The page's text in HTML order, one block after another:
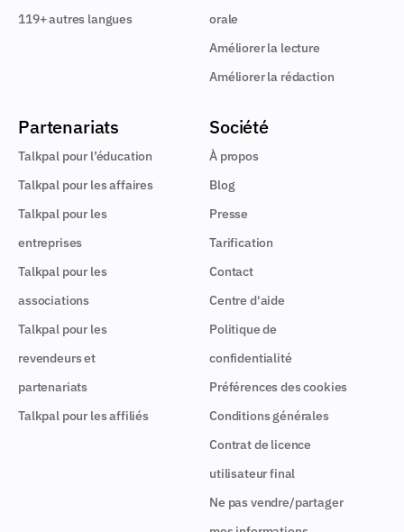
119+ autres langues
orale
Améliorer la lecture
Améliorer la rédaction
Partenariats
Talkpal pour l’éducation
Talkpal pour les affaires
Talkpal pour les
entreprises
Talkpal pour les
associations
Talkpal pour les
revendeurs et
partenariats
Talkpal pour les affiliés
Société
À propos
Blog
Presse
Tarification
Contact
Centre d'aide
Politique de
confidentialité
Préférences des cookies
Conditions générales
Contrat de licence
utilisateur final
Ne pas vendre/partager